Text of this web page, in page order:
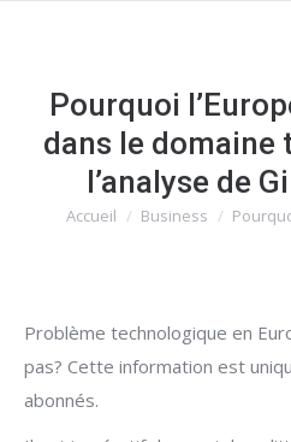
Pourquoi
dans le domaine
l’analyse de
Vous êtes ici :
Accueil Business
Problème technologique en
pas? Cette information est
abonnés.